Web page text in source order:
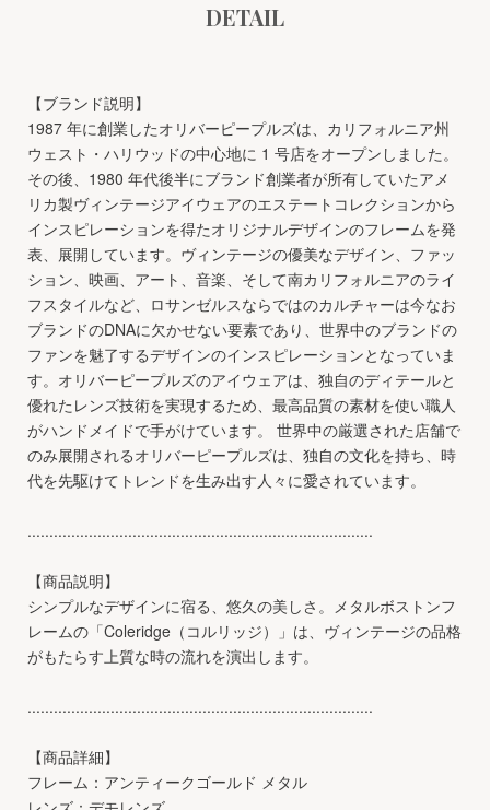
DETAIL
【ブランド説明】
1987 年に創業したオリバーピープルズは、カリフォルニア州
ウェスト・ハリウッドの中心地に 1 号店をオープンしました。
その後、1980 年代後半にブランド創業者が所有していたアメ
リカ製ヴィンテージアイウェアのエステートコレクションから
インスピレーションを得たオリジナルデザインのフレームを発
表、展開しています。ヴィンテージの優美なデザイン、ファッ
ション、映画、アート、音楽、そして南カリフォルニアのライ
フスタイルなど、ロサンゼルスならではのカルチャーは今なお
ブランドのDNAに欠かせない要素であり、世界中のブランドの
ファンを魅了するデザインのインスピレーションとなっていま
す。オリバーピープルズのアイウェアは、独自のディテールと
優れたレンズ技術を実現するため、最高品質の素材を使い職人
がハンドメイドで手がけています。 世界中の厳選された店舗で
のみ展開されるオリバーピープルズは、独自の文化を持ち、時
代を先駆けてトレンドを生み出す人々に愛されています。
...............................................................................
【商品説明】
シンプルなデザインに宿る、悠久の美しさ。メタルボストンフ
レームの「Coleridge（コルリッジ）」は、ヴィンテージの品格
がもたらす上質な時の流れを演出します。
...............................................................................
【商品詳細】
フレーム：アンティークゴールド メタル